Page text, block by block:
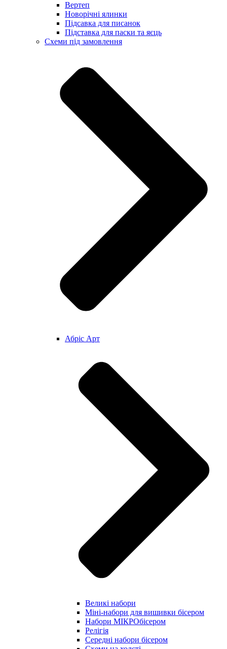
Вертеп
Новорічні ялинки
Підсавка для писанок
Підставка для паски та яєць
Схеми під замовлення
Абріс Арт
Великі набори
Міні-набори для вишивки бісером
Набори МІКРОбісером
Релігія
Середні набори бісером